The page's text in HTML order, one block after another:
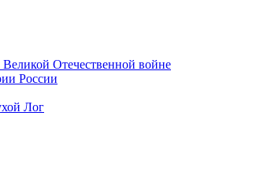
Отечественной войне
России
Лог